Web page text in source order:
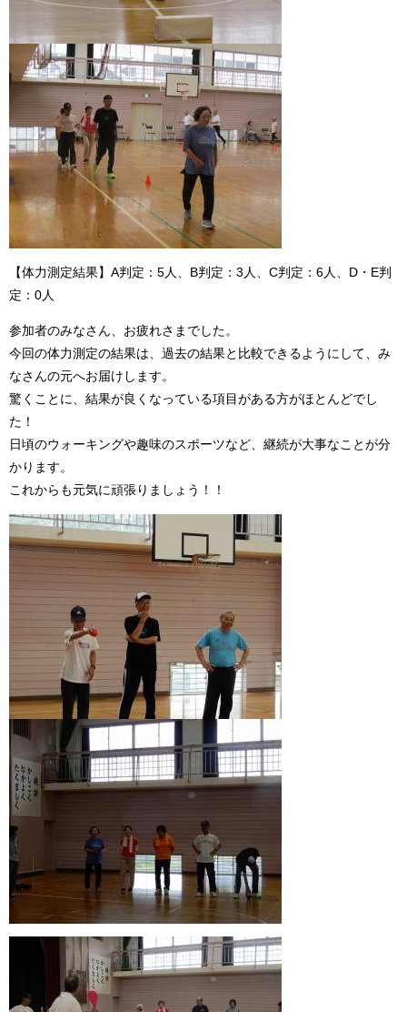
【体力測定結果】A判定：5人、B判定：3人、C判定：6人、D・E判
定：0人
参加者のみなさん、お疲れさまでした。
今回の体力測定の結果は、過去の結果と比較できるようにして、み
なさんの元へお届けします。
驚くことに、結果が良くなっている項目がある方がほとんどでし
た！
日頃のウォーキングや趣味のスポーツなど、継続が大事なことが分
かります。
これからも元気に頑張りましょう！！